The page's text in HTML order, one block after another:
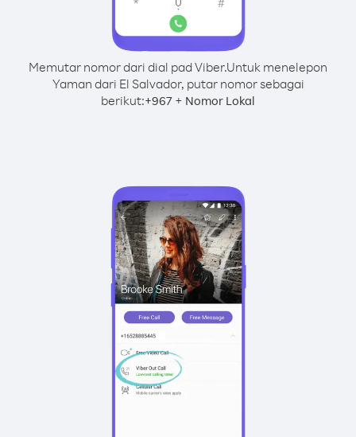
Memutar nomor dari dial pad Viber.Untuk menelepon
Yaman dari El Salvador, putar nomor sebagai
berikut:+967 + Nomor Lokal